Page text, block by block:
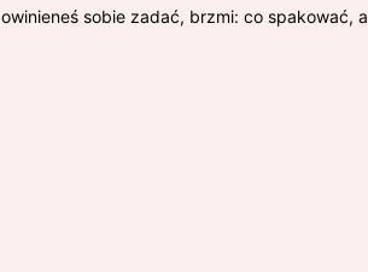
sobie zadać, brzmi: co spakować, a